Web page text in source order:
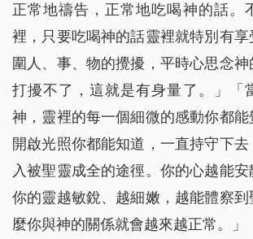
正常地禱告，正常地吃喝神的話。
裡，只要吃喝神的話靈裡就特別有享
圍人、事、物的攪擾，平時心思念
打擾不了，這就是有身量了。
」「
神，靈裡的每一個細微的感動你都
開啟光照你都能知道，一直持守下
入被聖靈成全的途徑。你的心越能安
你的靈越敏銳、越細嫩，越能體察
麼你與神的關係就會越來越正常。
」